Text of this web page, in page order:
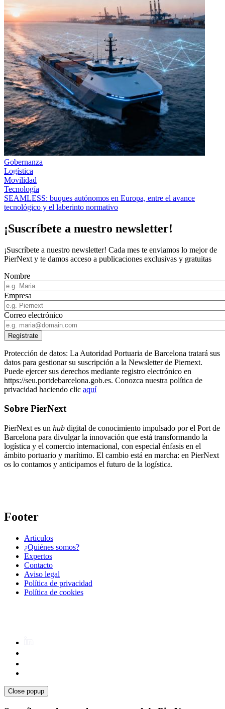
Gobernanza
Logística
Movilidad
Tecnología
SEAMLESS: buques autónomos en Europa, entre el avance
tecnológico y el laberinto normativo
¡Suscríbete a nuestro newsletter!
¡Suscríbete a nuestro newsletter! Cada mes te enviamos lo mejor de
PierNext y te damos acceso a publicaciones exclusivas y gratuitas
Nombre
Empresa
Correo electrónico
Protección de datos: La Autoridad Portuaria de Barcelona tratará sus
datos para gestionar su suscripción a la Newsletter de Piernext.
Puede ejercer sus derechos mediante registro electrónico en
https://seu.portdebarcelona.gob.es. Conozca nuestra política de
privacidad haciendo clic aquí
Sobre PierNext
PierNext es un hub digital de conocimiento impulsado por el Port de
Barcelona para divulgar la innovación que está transformando la
logística y el comercio internacional, con especial énfasis en el
ámbito portuario y marítimo. El cambio está en marcha: en PierNext
os lo contamos y anticipamos el futuro de la logística.
Footer
Articulos
¿Quiénes somos?
Expertos
Contacto
Aviso legal
Política de privacidad
Política de cookies
Close popup